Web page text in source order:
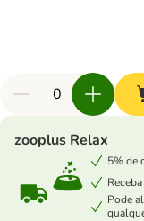
zooplus Relax
5% de
Pode